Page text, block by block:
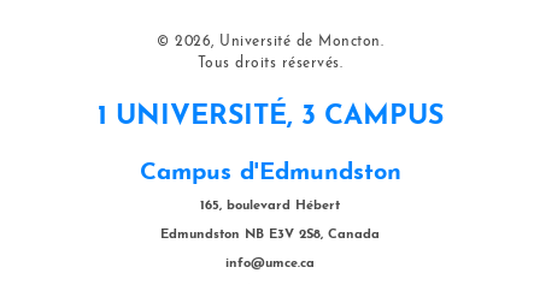
© 2026, Université de Moncton.
Tous droits réservés.
1 UNIVERSITÉ, 3 CAMPUS
Campus d'Edmundston
165, boulevard Hébert
Edmundston NB E3V 2S8, Canada
info@umce.ca